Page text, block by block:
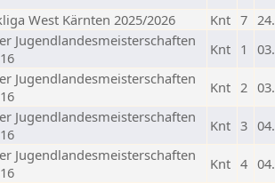
West Kärnten 2025/2026 Knt 7
Jugendlandesmeisterschaften
Knt 1
Jugendlandesmeisterschaften
Knt 2
Jugendlandesmeisterschaften
Knt 3
Jugendlandesmeisterschaften
Knt 4